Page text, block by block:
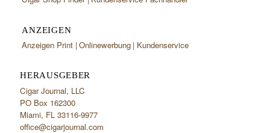
ANZEIGEN
Anzeigen Print Onlinewerbung Kundenservice
HERAUSGEBER
Cigar Journal, LLC
PO Box 162300
Miami, FL 33116-9977
office@cigarjournal.com